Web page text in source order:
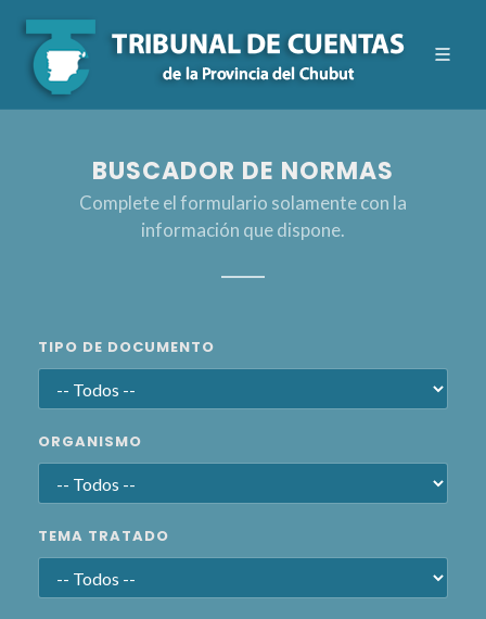
BUSCADOR DE NORMAS
Complete el formulario solamente con la
información que dispone.
TIPO DE DOCUMENTO
ORGANISMO
TEMA TRATADO